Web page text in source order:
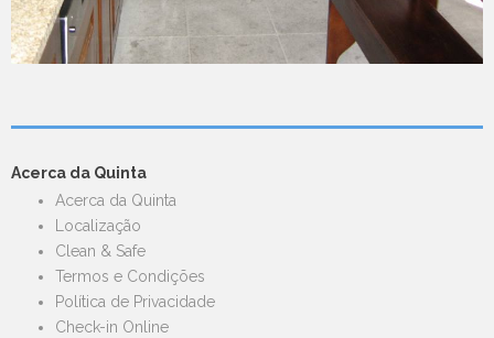
Acerca da Quinta
Acerca da Quinta
Localização
Clean & Safe
Termos e Condições
Política de Privacidade
Check-in Online